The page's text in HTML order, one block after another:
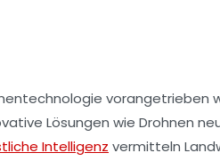
vorangetrieben
Lösungen wie Drohnen
Intelligenz vermitteln